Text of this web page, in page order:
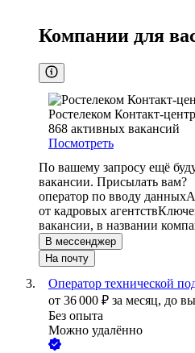
Компании для
Ростелеком Контакт-центр
868 активных вакансий
Посмотреть
По вашему запросу ещё
вакансии. Присылать вам?
оператор по вводу данных
от кадровых агентств
вакансии, в названии
В мессенджер
На почту
Оператор технической
от 36 000 ₽ за месяц, до
Без опыта
Можно удалённо